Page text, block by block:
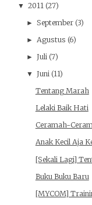
▼ 2011 (27)
► September (3)
► Agustus (6)
► Juli (7)
▼ Juni (11)
Tentang Marah
Lelaki Baik Hati
Ceramah-
Anak Kecil Aja
[Sekali Lagi]
Buku Buku Baru
[MYCOM]